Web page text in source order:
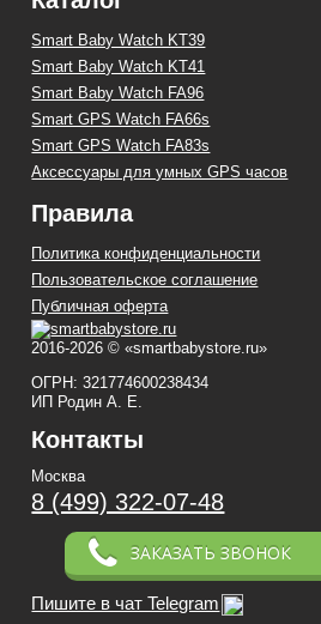
Smart Baby Watch KT39
Smart Baby Watch KT41
Smart Baby Watch FA96
Smart GPS Watch FA66s
Smart GPS Watch FA83s
Аксессуары для умных GPS часов
Правила
Политика конфиденциальности
Пользовательское соглашение
Публичная оферта
2016-2026 © «smartbabystore.ru»
ОГРН: 321774600238434
ИП Родин А. Е.
Контакты
Москва
8 (499) 322-07-48
ЗАКАЗАТЬ ЗВОНОК
Пишите в чат Telegram